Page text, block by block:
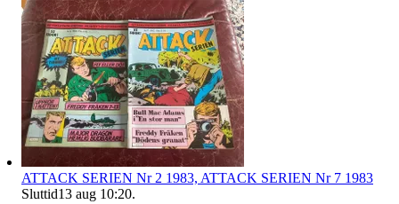
ATTACK SERIEN Nr 2 1983, ATTACK SERIEN Nr 7 1983
Sluttid13 aug 10:20.